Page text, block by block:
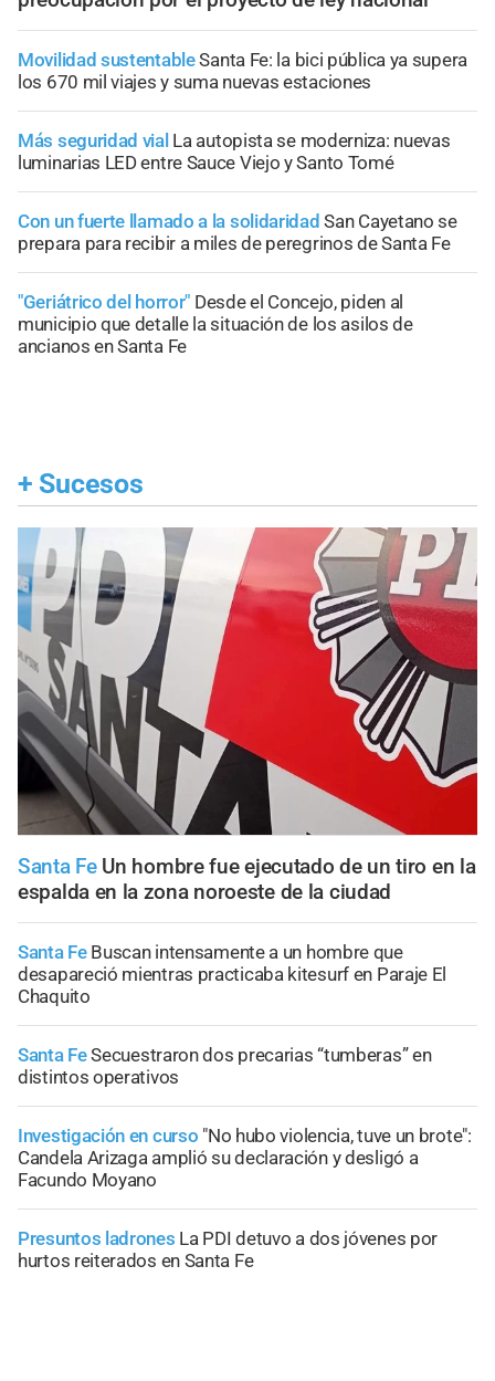
Movilidad sustentableSanta Fe: la bici pública ya supera
los 670 mil viajes y suma nuevas estaciones
Más seguridad vial La autopista se moderniza: nuevas
luminarias LED entre Sauce Viejo y Santo Tomé
Con un fuerte llamado a la solidaridad San Cayetano se
prepara para recibir a miles de peregrinos de Santa Fe
"Geriátrico del horror" Desde el Concejo, piden al
municipio que detalle la situación de los asilos de
ancianos en Santa Fe
+ Sucesos
Santa Fe Un hombre fue ejecutado de un tiro en la
espalda en la zona noroeste de la ciudad
Santa Fe Buscan intensamente a un hombre que
desapareció mientras practicaba kitesurf en Paraje El
Chaquito
Santa FeSecuestraron dos precarias “tumberas” en
distintos operativos
Investigación en curso "No hubo violencia, tuve un brote":
Candela Arizaga amplió su declaración y desligó a
Facundo Moyano
Presuntos ladrones La PDI detuvo a dos jóvenes por
hurtos reiterados en Santa Fe